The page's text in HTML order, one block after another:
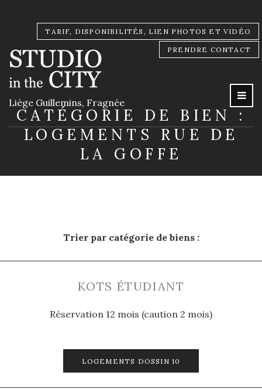
TARIF, DISPONIBILITÉS, LIEN PHOTOS ET VIDÉO
PRENDRE CONTACT
Liège Guillemins, Fragnée
CATÉGORIE DE BIEN :
LOGEMENTS RUE DE
LA GOFFE
Trier par catégorie de biens :
KOTS ÉTUDIANT
Réservation 12 mois (caution 2 mois)
LOGEMENTS DOSSIN 10